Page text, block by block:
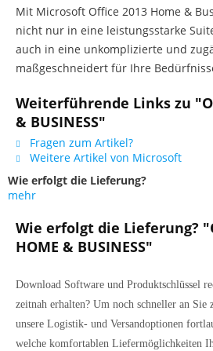
Mit Microsoft Office 2013 Home &
nicht nur in eine leistungsstarke
auch in eine unkomplizierte und
maßgeschneidert für Ihre
Weiterführende Links zu
& BUSINESS"
Fragen zum Artikel?
Weitere Artikel von Microsoft
Wie erfolgt die Lieferung?
mehr
Wie erfolgt die Lieferung?
HOME & BUSINESS"
Download Software und Produktschlüssel
zeitnah erhalten? Um noch schneller an
unsere Logistik- und Versandoptionen
welche komfortablen Liefermöglichkeiten